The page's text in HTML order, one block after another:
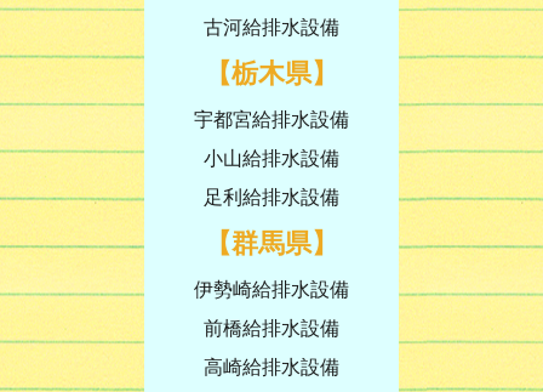
古河給排水設備
【栃木県】
宇都宮給排水設備
小山給排水設備
足利給排水設備
【群馬県】
伊勢崎給排水設備
前橋給排水設備
高崎給排水設備